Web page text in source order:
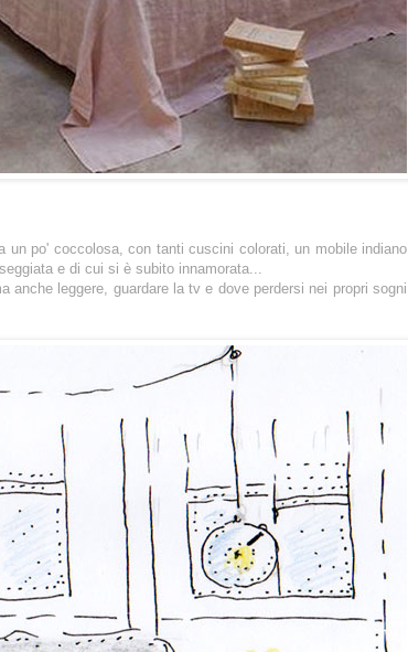
un po' coccolosa, con tanti cuscini colorati, un mobile indiano
e di cui si è subito innamorata...
anche leggere, guardare la tv e dove perdersi nei propri sogni